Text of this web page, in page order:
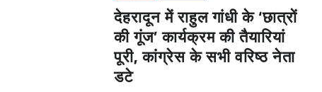
देहरादून में राहुल गांधी के ‘छात्रों
की गूंज’ कार्यक्रम की तैयारियां
पूरी, कांग्रेस के सभी वरिष्ठ नेता
डटे